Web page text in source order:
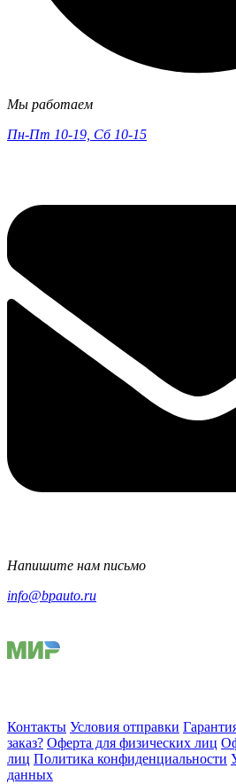
Мы работаем
Пн-Пт 10-19, Сб 10-15
Напишите нам письмо
info@bpauto.ru
Контакты Условия отправки
заказ? Оферта для физических лиц
лиц Политика конфиденциальности
данных